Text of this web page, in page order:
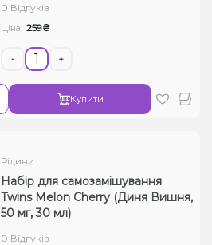
0 Відгуків
Ціна: 259₴
- +
Купити
Рідини
Набір для самозамішування
Twins Melon Cherry (Диня Вишня,
50 мг, 30 мл)
0 Відгуків